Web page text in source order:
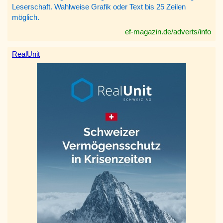
Leserschaft. Wahlweise Grafik oder Text bis 25 Zeilen
möglich.
ef-magazin.de/adverts/info
RealUnit